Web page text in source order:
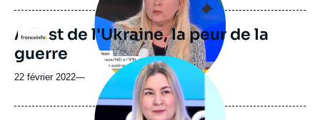
Logo
A l'est de l'Ukraine, la peur de la
guerre
22 février 2022—
Image
principale
médiatique